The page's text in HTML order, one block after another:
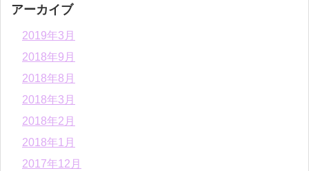
アーカイブ
2019年3月
2018年9月
2018年8月
2018年3月
2018年2月
2018年1月
2017年12月